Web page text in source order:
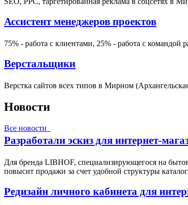
Ассистент менеджеров проектов
75% - работа с клиентами, 25% - работа с командой
Верстальщики
Верстка сайтов всех типов в Мирном
Новости
Все новости
Разработали эскиз для интернет-
Для бренда LIBHOF, специализирующегося на
повысит продажи за счет удобной структуры
Редизайн личного кабинета для